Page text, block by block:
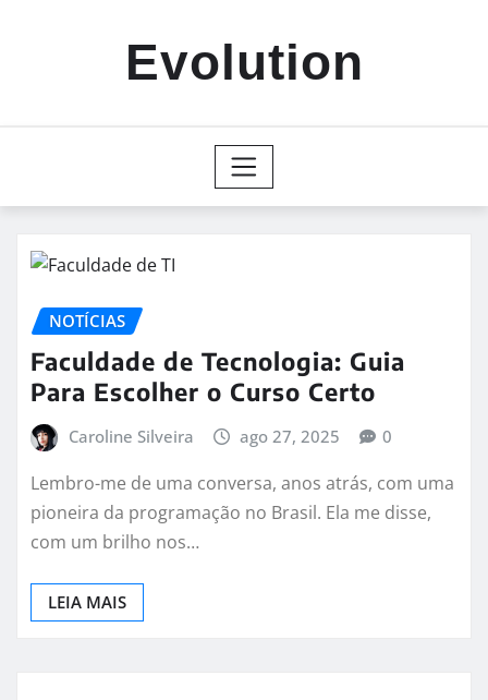
Evolution
NOTÍCIAS
Faculdade de Tecnologia: Guia
Para Escolher o Curso Certo
Caroline Silveira ago 27, 2025 0
Lembro-me de uma conversa, anos atrás, com uma
pioneira da programação no Brasil. Ela me disse,
com um brilho nos…
LEIA MAIS